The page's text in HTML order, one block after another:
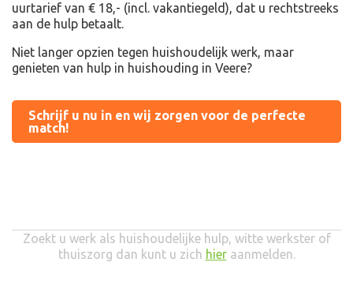
uurtarief van € 18,- (incl. vakantiegeld), dat u rechtstreeks
aan de hulp betaalt.
Niet langer opzien tegen huishoudelijk werk, maar
genieten van hulp in huishouding in Veere?
Schrijf u nu in en wij zorgen voor de perfecte
match!
Zoekt u werk als huishoudelijke hulp, witte werkster of
thuiszorg dan kunt u zich hieraanmelden.